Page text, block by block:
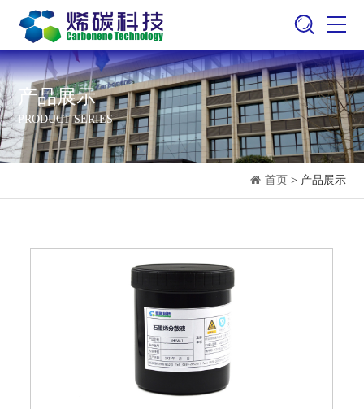
产品展示
PRODUCT SERIES
首页 > 产品展示